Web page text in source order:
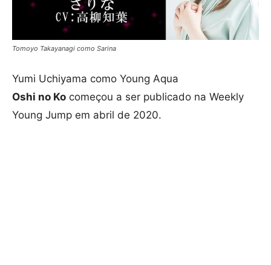
Tomoyo Takayanagi como Sarina
Yumi Uchiyama como Young Aqua
Oshi no Ko começou a ser publicado na Weekly
Young Jump em abril de 2020.